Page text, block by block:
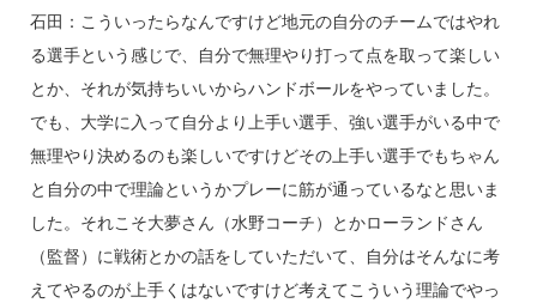
石田：こういったらなんですけど地元の自分のチームではやれ
る選手という感じで、自分で無理やり打って点を取って楽しい
とか、それが気持ちいいからハンドボールをやっていました。
でも、大学に入って自分より上手い選手、強い選手がいる中で
無理やり決めるのも楽しいですけどその上手い選手でもちゃん
と自分の中で理論というかプレーに筋が通っているなと思いま
した。それこそ大夢さん（水野コーチ）とかローランドさん
（監督）に戦術とかの話をしていただいて、自分はそんなに考
えてやるのが上手くはないですけど考えてこういう理論でやっ